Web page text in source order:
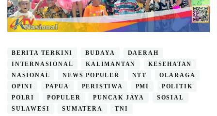
BERITA TERKINI BUDAYA
DAERAH
INTERNASIONAL
KALIMANTAN
KESEHATAN
NASIONAL
NEWS POPULER NTT
OLARAGA
OPINI
PAPUA PERISTIWA PMI
POLITIK
POLRI
POPULER PUNCAK JAYA
SOSIAL
SULAWESI
SUMATERA TNI